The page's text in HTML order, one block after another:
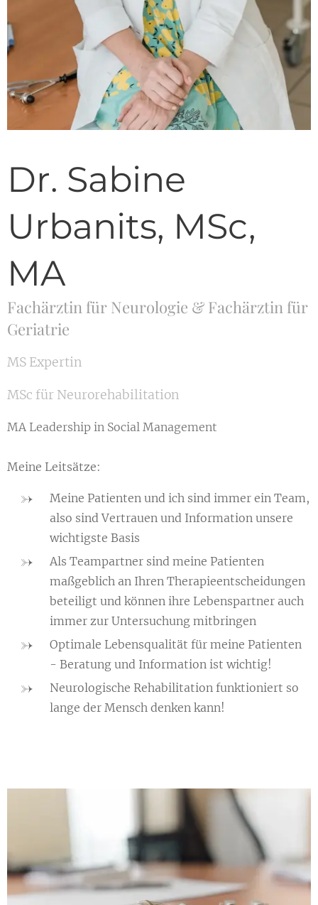
Dr. Sabine
Urbanits, MSc,
MA
Fachärztin für Neurologie & Fachärztin für
Geriatrie
MS Expertin
MSc für Neurorehabilitation
MA Leadership in Social Management
Meine Leitsätze:
Meine Patienten und ich sind immer ein Team,
also sind Vertrauen und Information unsere
wichtigste Basis
Als Teampartner sind meine Patienten
maßgeblich an Ihren Therapieentscheidungen
beteiligt und können ihre Lebenspartner auch
immer zur Untersuchung mitbringen
Optimale Lebensqualität für meine Patienten
- Beratung und Information ist wichtig!
Neurologische Rehabilitation funktioniert so
lange der Mensch denken kann!